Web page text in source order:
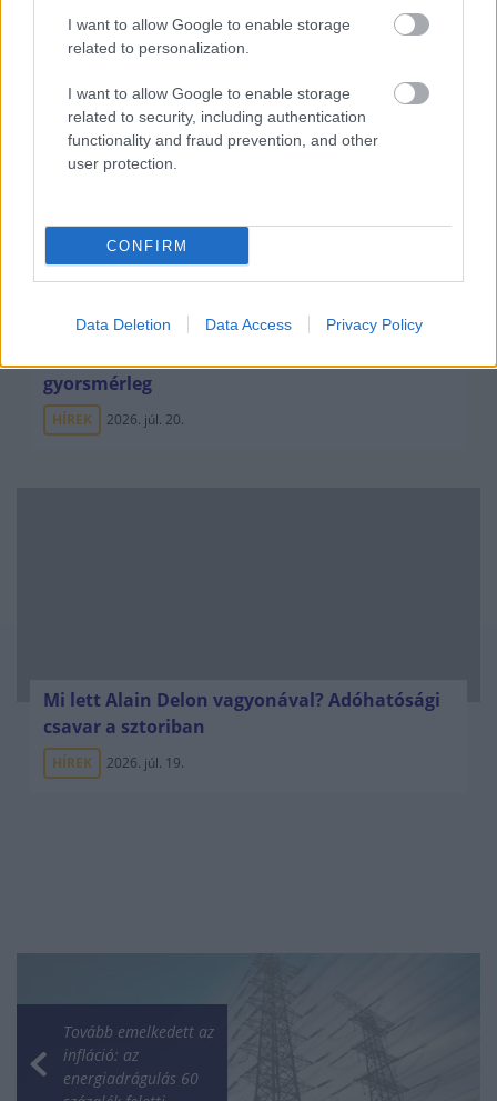
I want to allow Google to enable storage
related to personalization.
I want to allow Google to enable storage
related to security, including authentication
functionality and fraud prevention, and other
user protection.
CONFIRM
Data Deletion Data Access Privacy Policy
Uniós források: íme a teendők, amelyek a
pénzek érkezéséhez még szükségesek
Minden idők legjövedelmezőbbje és
gyorsmérleg
HÍREK 2026. júl. 20.
Mi lett Alain Delon vagyonával? Adóhatósági
csavar a sztoriban
HÍREK 2026. júl. 19.
Tovább emelkedett az
infláció: az
energiadrágulás 60